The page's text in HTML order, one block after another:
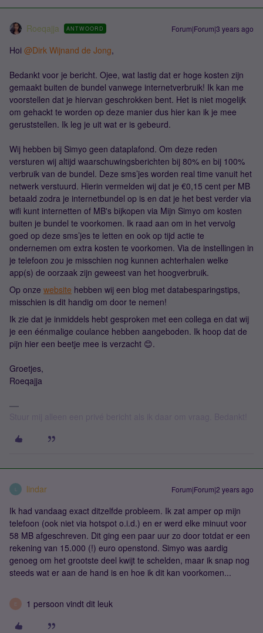
Roeqajja ANTWOORD Forum|Forum|3 years ago
Hoi @Dirk Wijnand de Jong,
Bedankt voor je bericht. Ojee, wat lastig dat er hoge kosten zijn
gemaakt buiten de bundel vanwege internetverbruik! Ik kan me
voorstellen dat je hiervan geschrokken bent. Het is niet mogelijk
om gehackt te worden op deze manier dus hier kan ik je mee
geruststellen. Ik leg je uit wat er is gebeurd.
Wij hebben bij Simyo geen dataplafond. Om deze reden
versturen wij altijd waarschuwingsberichten bij 80% en bij 100%
verbruik van de bundel. Deze sms’jes worden real time vanuit het
netwerk verstuurd. Hierin vermelden wij dat je €0,15 cent per MB
betaald zodra je internetbundel op is en dat je het best verder via
wifi kunt internetten of MB's bijkopen via Mijn Simyo om kosten
buiten je bundel te voorkomen. Ik raad aan om in het vervolg
goed op deze sms’jes te letten en ook op tijd actie te
ondernemen om extra kosten te voorkomen. Via de instellingen in
je telefoon zou je misschien nog kunnen achterhalen welke
app(s) de oorzaak zijn geweest van het hoogverbruik.
Op onze website hebben wij een blog met databesparingstips,
misschien is dit handig om door te nemen!
Ik zie dat je inmiddels hebt gesproken met een collega en dat wij
je een éénmalige coulance hebben aangeboden. Ik hoop dat de
pijn hier een beetje mee is verzacht 😊.
Groetjes,
Roeqajja
lindar Forum|Forum|2 years ago
Ik had vandaag exact ditzelfde probleem. Ik zat amper op mijn
telefoon (ook niet via hotspot o.i.d.) en er werd elke minuut voor
58 MB afgeschreven. Dit ging een paar uur zo door totdat er een
rekening van 15.000 (!) euro openstond. Simyo was aardig
genoeg om het grootste deel kwijt te schelden, maar ik snap nog
steeds wat er aan de hand is en hoe ik dit kan voorkomen...
E 1 persoon vindt dit leuk